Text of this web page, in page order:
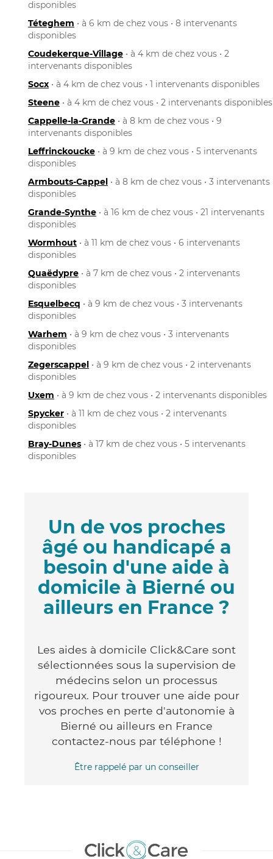
disponibles
Téteghem • à 6 km de chez vous • 8 intervenants
disponibles
Coudekerque-Village • à 4 km de chez vous • 2
intervenants disponibles
Socx • à 4 km de chez vous • 1 intervenants disponibles
Steene • à 4 km de chez vous • 2 intervenants disponibles
Cappelle-la-Grande • à 8 km de chez vous • 9
intervenants disponibles
Leffrinckoucke • à 9 km de chez vous • 5 intervenants
disponibles
Armbouts-Cappel • à 8 km de chez vous • 3 intervenants
disponibles
Grande-Synthe • à 16 km de chez vous • 21 intervenants
disponibles
Wormhout • à 11 km de chez vous • 6 intervenants
disponibles
Quaëdypre • à 7 km de chez vous • 2 intervenants
disponibles
Esquelbecq • à 9 km de chez vous • 3 intervenants
disponibles
Warhem • à 9 km de chez vous • 3 intervenants
disponibles
Zegerscappel • à 9 km de chez vous • 2 intervenants
disponibles
Uxem • à 9 km de chez vous • 2 intervenants disponibles
Spycker • à 11 km de chez vous • 2 intervenants
disponibles
Bray-Dunes • à 17 km de chez vous • 5 intervenants
disponibles
Un de vos proches
âgé ou handicapé a
besoin d'une aide à
domicile à Bierné ou
ailleurs en France ?
Les aides à domicile Click&Care sont
sélectionnées sous la supervision de
médecins selon un processus
rigoureux. Pour trouver une aide pour
vos proches en perte d'autonomie à
Bierné ou ailleurs en France
contactez-nous par téléphone !
Être rappelé par un conseiller